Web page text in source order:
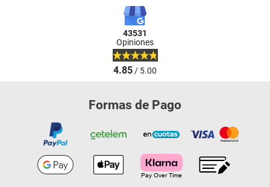
43531
Opiniones
4.85/ 5.00
Formas de Pago